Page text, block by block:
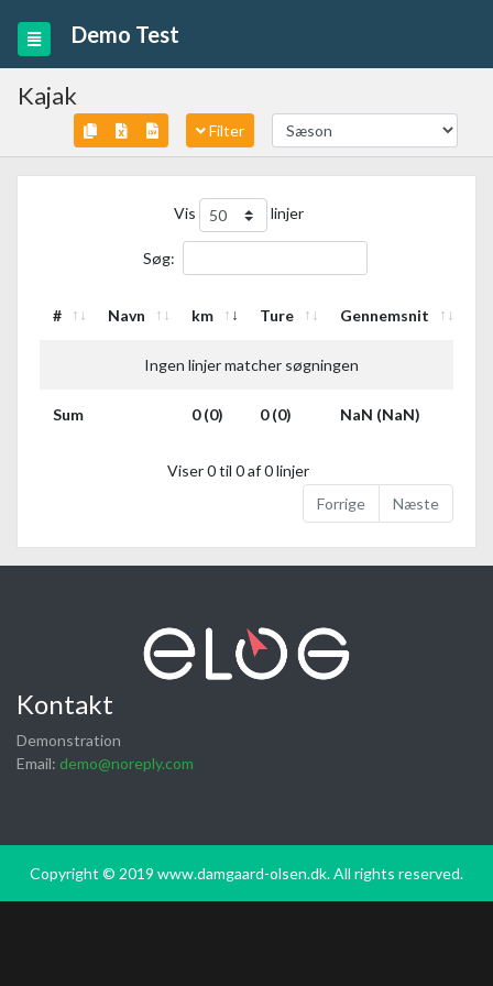
Demo Test
Kajak
Filter
Vis linjer
Søg:
# Navn km Ture Gennemsnit
Ingen linjer matcher søgningen
Sum 0 (0) 0 (0) NaN (NaN)
Viser 0 til 0 af 0 linjer
Forrige
Næste
Kontakt
Demonstration
Email: demo@noreply.com
Copyright © 2019 www.damgaard-olsen.dk. All rights reserved.